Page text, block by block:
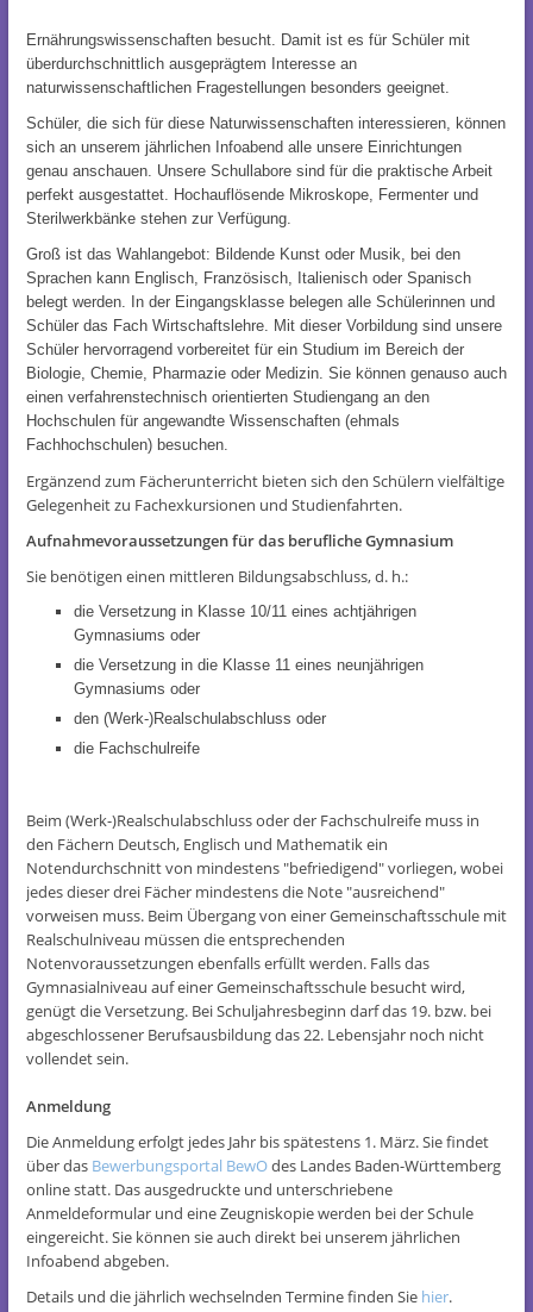
Ernährungswissenschaften besucht. Damit ist es für Schüler mit
überdurchschnittlich ausgeprägtem Interesse an
naturwissenschaftlichen Fragestellungen besonders geeignet.
Schüler, die sich für diese Naturwissenschaften interessieren, können
sich an unserem jährlichen Infoabend alle unsere Einrichtungen
genau anschauen. Unsere Schullabore sind für die praktische Arbeit
perfekt ausgestattet. Hochauflösende Mikroskope, Fermenter und
Sterilwerkbänke stehen zur Verfügung.
Groß ist das Wahlangebot: Bildende Kunst oder Musik, bei den
Sprachen kann Englisch, Französisch, Italienisch oder Spanisch
belegt werden. In der Eingangsklasse belegen alle Schülerinnen und
Schüler das Fach Wirtschaftslehre. Mit dieser Vorbildung sind unsere
Schüler hervorragend vorbereitet für ein Studium im Bereich der
Biologie, Chemie, Pharmazie oder Medizin. Sie können genauso auch
einen verfahrenstechnisch orientierten Studiengang an den
Hochschulen für angewandte Wissenschaften (ehmals
Fachhochschulen) besuchen.
Ergänzend zum Fächerunterricht bieten sich den Schülern vielfältige
Gelegenheit zu Fachexkursionen und Studienfahrten.
Aufnahmevoraussetzungen für das berufliche Gymnasium
Sie benötigen einen mittleren Bildungsabschluss, d. h.:
die Versetzung in Klasse 10/11 eines achtjährigen
Gymnasiums oder
die Versetzung in die Klasse 11 eines neunjährigen
Gymnasiums oder
den (Werk-)Realschulabschluss oder
die Fachschulreife
Beim (Werk-)Realschulabschluss oder der Fachschulreife muss in
den Fächern Deutsch, Englisch und Mathematik ein
Notendurchschnitt von mindestens "befriedigend" vorliegen, wobei
jedes dieser drei Fächer mindestens die Note "ausreichend"
vorweisen muss. Beim Übergang von einer Gemeinschaftsschule mit
Realschulniveau müssen die entsprechenden
Notenvoraussetzungen ebenfalls erfüllt werden. Falls das
Gymnasialniveau auf einer Gemeinschaftsschule besucht wird,
genügt die Versetzung. Bei Schuljahresbeginn darf das 19. bzw. bei
abgeschlossener Berufsausbildung das 22. Lebensjahr noch nicht
vollendet sein.
Anmeldung
Die Anmeldung erfolgt jedes Jahr bis spätestens 1. März. Sie findet
über das Bewerbungsportal BewOdes Landes Baden-Württemberg
online statt. Das ausgedruckte und unterschriebene
Anmeldeformular und eine Zeugniskopie werden bei der Schule
eingereicht. Sie können sie auch direkt bei unserem jährlichen
Infoabend abgeben.
Details und die jährlich wechselnden Termine finden Sie hier.